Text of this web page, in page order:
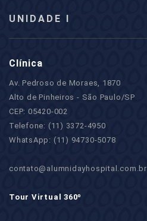
UNIDADE I
Clínica
Av. Pedroso de Moraes, 1870
Alto de Pinheiros - São Paulo/SP
CEP: 05420-002
Telefone: (11) 3372-4950
WhatsApp: (11) 94730-5078
contato@alumnidayhospital.com.br
Tour Virtual 360º